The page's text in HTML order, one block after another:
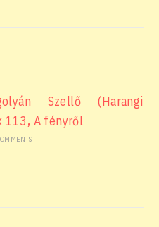
Szellő (Harangi
113, A fényről